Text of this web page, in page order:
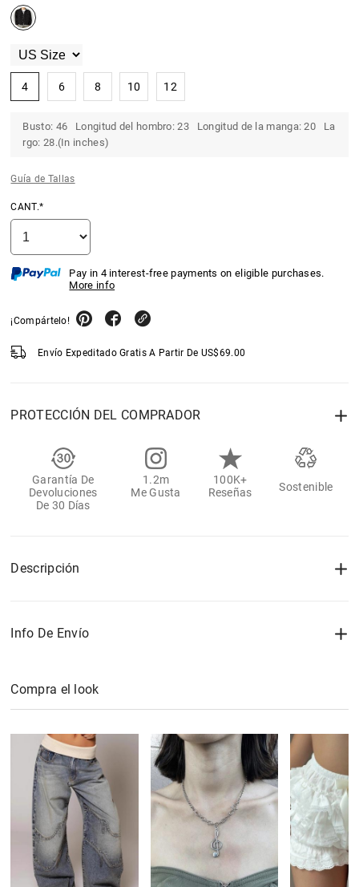
4 6 8 10 12
Busto: 46 Longitud del hombro: 23 Longitud de la manga: 20 La
rgo: 28.(In inches)
Guía de Tallas
CANT.*
Pay in 4 interest-free payments on eligible purchases.
More info
¡Compártelo!
Envío Expeditado Gratis A Partir De US$69.00
PROTECCIÓN DEL COMPRADOR
Garantía De
Devoluciones
De 30 Días
1.2m
Me Gusta
100K+
Reseñas
Sostenible
Descripción
Info De Envío
Compra el look